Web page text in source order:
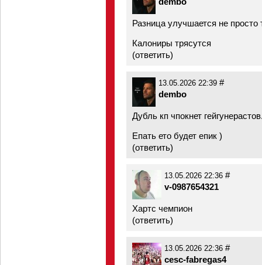
Разница улучшается не просто
Калониры трясутся
(ответить)
13.05.2026 22:39 #
dembo
Дубль кп чпокнет
Епать ето будет епик )
(ответить)
13.05.2026 22:36 #
v-0987654321
Хартс чемпион
(ответить)
13.05.2026 22:36 #
cesc-fabregas4